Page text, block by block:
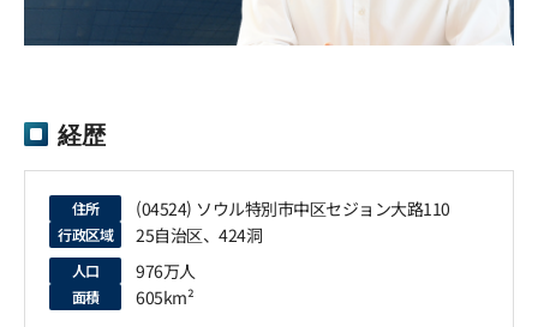
経歴
住所 (04524) ソウル特別市中区セジョン大路110
行政区域 25自治区、424洞
人口 976万人
面積 605km²